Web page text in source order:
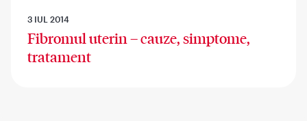
3 IUL 2014
Fibromul uterin – cauze, simptome,
tratament